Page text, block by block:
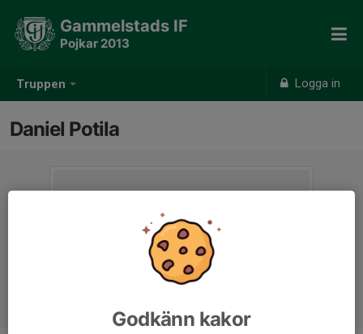
Truppen Logga in
Gammelstads IF
Pojkar 2013
Daniel Potila
Godkänn kakor